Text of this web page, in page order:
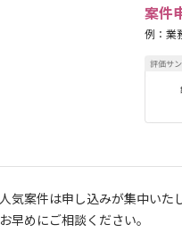
案件
例：業
人気案件は申し込みが集中いた
お早めにご相談ください。